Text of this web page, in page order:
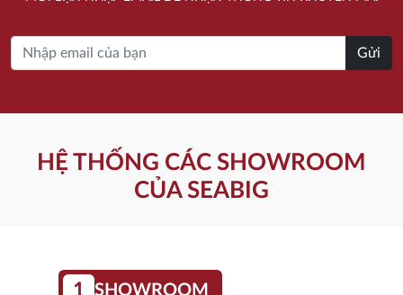
Gửi
HỆ THỐNG CÁC SHOWROOM
CỦA SEABIG
1 SHOWROOM